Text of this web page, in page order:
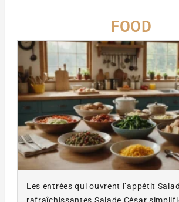
FOOD
Les entrées qui ouvrent l’appétit